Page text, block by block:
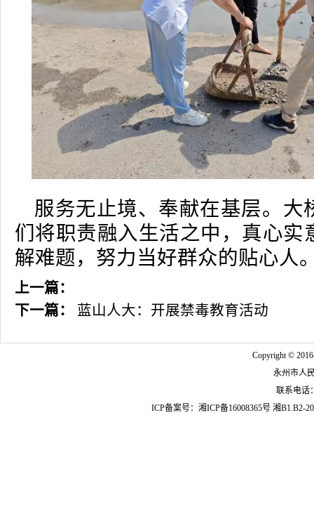
服务无止境、奉献在基层。大
们将职责融入生活之中，真心实
解难题，努力当好群众的贴心人
上一篇：
下一篇：
蓝山人大：开展禁毒教育活动
Copyright ©
永州市人
联系电话
ICP备案号： 湘ICP备16008365号 湘B1.B2-